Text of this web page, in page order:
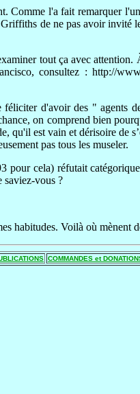
l'a fait remarquer
de ne pas avoir
tout ça avec
consultez : http://
d'avoir des " agents
on comprend bien
qu'il est vain et dérisoire de
pas tous les museler.
cela) réfutait
saviez-vous ?
habitudes. Voilà où mènent
COMMANDES et